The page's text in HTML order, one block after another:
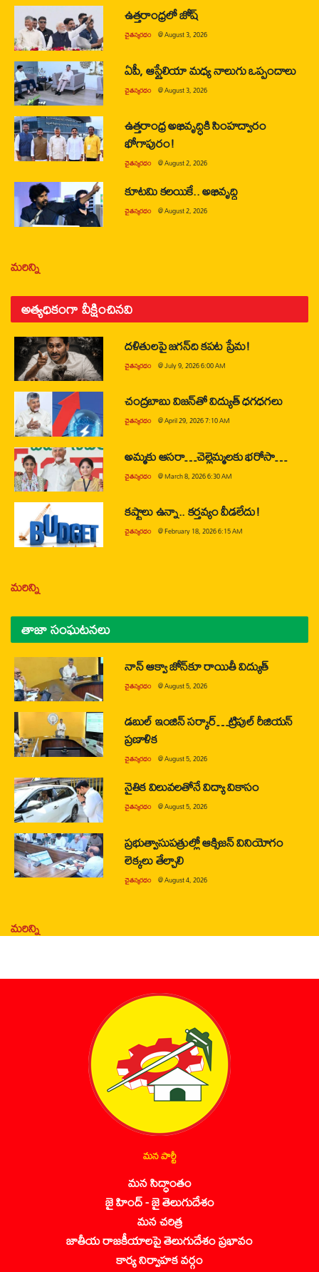
ఉత్తరాంధ్రలో జోష్
చైతన్యరధం @August 3, 2026
ఏపీ, ఆస్ట్రేలియా మధ్య నాలుగు ఒప్పందాలు
చైతన్యరధం @August 3, 2026
ఉత్తరాంధ్ర అభివృద్ధికి సింహద్వారం
భోగాపురం!
చైతన్యరధం @August 2, 2026
కూటమి కలయికే.. అభివృద్ధి
చైతన్యరధం @August 2, 2026
మరిన్ని
అత్యధికంగా వీక్షించినవి
దళితులపై జగన్‌ది కపట ప్రేమ!
చైతన్యరధం @July 9, 2026 6:00 AM
చంద్రబాబు విజన్‌తో విద్యుత్ ధగధగలు
చైతన్యరధం @April 29, 2026 7:10 AM
అమ్మకు ఆసరా…చెల్లెమ్మలకు భరోసా…
చైతన్యరధం @March 8, 2026 6:30 AM
కష్టాలు ఉన్నా.. కర్తవ్యం వీడలేదు!
చైతన్యరధం @February 18, 2026 6:15 AM
మరిన్ని
తాజా సంఘటనలు
నాన్ ఆక్వా జోన్‌కూ రాయితీ విద్యుత్
చైతన్యరధం @August 5, 2026
డబుల్ ఇంజిన్ సర్కార్…ట్రిపుల్ రీజియన్
ప్రణాళిక
చైతన్యరధం @August 5, 2026
నైతిక విలువలతోనే విద్యా వికాసం
చైతన్యరధం @August 5, 2026
ప్రభుత్వాసుపత్రుల్లో ఆక్సిజన్ వినియోగం
లెక్కలు తేల్చాలి
చైతన్యరధం @August 4, 2026
మరిన్ని
మన పార్టీ
మన సిద్ధాంతం
జై హింద్ - జై తెలుగుదేశం
మన చరిత్ర
జాతీయ రాజకీయాలపై తెలుగుదేశం ప్రభావం
కార్య నిర్వాహక వర్గం